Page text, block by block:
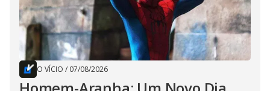
O VÍCIO / 07/08/2026